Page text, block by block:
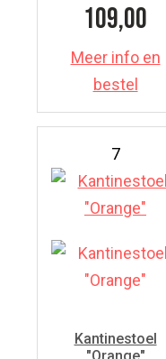
109,00
Meer info en
bestel
7
Kantinestoel